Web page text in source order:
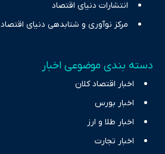
انتشارات دنیای اقتصاد
مرکز نوآوری و شتابدهی دنیای اقتصاد
دسته بندی موضوعی اخبار
اخبار اقتصاد کلان
اخبار بورس
اخبار طلا و ارز
اخبار تجارت